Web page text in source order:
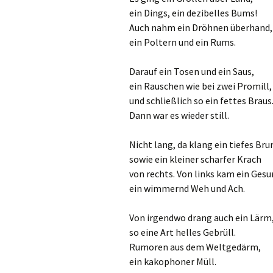
ein Dings, ein dezibelles Bums!
Auch nahm ein Dröhnen überhand,
ein Poltern und ein Rums.
Darauf ein Tosen und ein Saus,
ein Rauschen wie bei zwei Promill,
und schließlich so ein fettes Braus.
Dann war es wieder still.
Nicht lang, da klang ein tiefes
sowie ein kleiner scharfer Krach
von rechts. Von links kam ein
ein wimmernd Weh und Ach.
Von irgendwo drang auch ein Lärm,
so eine Art helles Gebrüll.
Rumoren aus dem Weltgedärm,
ein kakophoner Müll.